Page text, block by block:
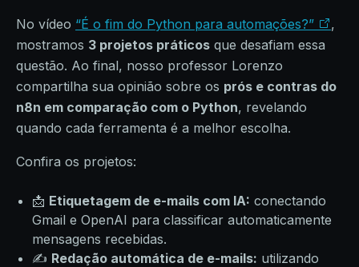
No vídeo “É o fim do Python para automações?”
,
mostramos 3 projetos práticos que desafiam essa
questão. Ao final, nosso professor Lorenzo
compartilha sua opinião sobre os prós e contras do
n8n em comparação com o Python, revelando
quando cada ferramenta é a melhor escolha.
Confira os projetos:
📩 Etiquetagem de e-mails com IA: conectando
Gmail e OpenAI para classificar automaticamente
mensagens recebidas.
✍️ Redação automática de e-mails: utilizando